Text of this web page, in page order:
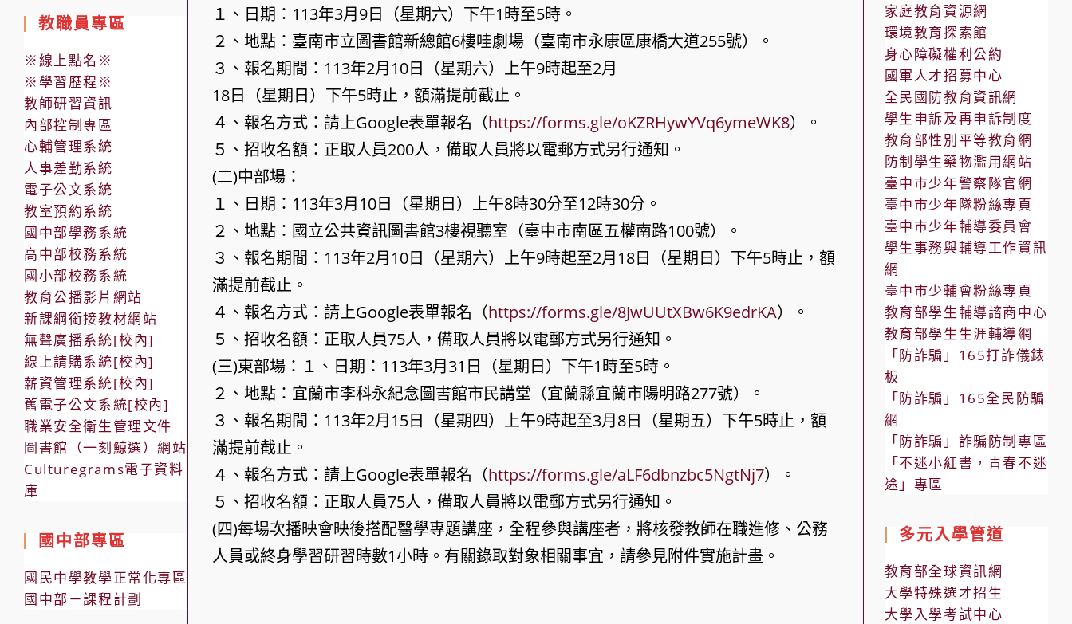
１、日期：113年3月9日（星期六）下午1時至5時。
２、地點：臺南市立圖書館新總館6樓哇劇場（臺南市永康區康橋大道255號）。
３、報名期間：113年2月10日（星期六）上午9時起至2月
18日（星期日）下午5時止，額滿提前截止。
４、報名方式：請上Google表單報名（https://forms.gle/oKZRHywYVq6ymeWK8）。
５、招收名額：正取人員200人，備取人員將以電郵方式另行通知。
(二)中部場：
１、日期：113年3月10日（星期日）上午8時30分至12時30分。
２、地點：國立公共資訊圖書館3樓視聽室（臺中市南區五權南路100號）。
３、報名期間：113年2月10日（星期六）上午9時起至2月18日（星期日）下午5時止，額
滿提前截止。
４、報名方式：請上Google表單報名（https://forms.gle/8JwUUtXBw6K9edrKA）。
５、招收名額：正取人員75人，備取人員將以電郵方式另行通知。
(三)東部場：１、日期：113年3月31日（星期日）下午1時至5時。
２、地點：宜蘭市李科永紀念圖書館市民講堂（宜蘭縣宜蘭市陽明路277號）。
３、報名期間：113年2月15日（星期四）上午9時起至3月8日（星期五）下午5時止，額
滿提前截止。
４、報名方式：請上Google表單報名（https://forms.gle/aLF6dbnzbc5NgtNj7）。
５、招收名額：正取人員75人，備取人員將以電郵方式另行通知。
(四)每場次播映會映後搭配醫學專題講座，全程參與講座者，將核發教師在職進修、公務
人員或終身學習研習時數1小時。有關錄取對象相關事宜，請參見附件實施計畫。
教職員專區
※線上點名※
※學習歷程※
教師研習資訊
內部控制專區
心輔管理系統
人事差勤系統
電子公文系統
教室預約系統
國中部學務系統
高中部校務系統
國小部校務系統
教育公播影片網站
新課綱銜接教材網站
無聲廣播系統[校內]
線上請購系統[校內]
薪資管理系統[校內]
舊電子公文系統[校內]
職業安全衛生管理文件
圖書館（一刻鯨選）網站
Culturegrams電子資料
庫
國中部專區
國民中學教學正常化專區
國中部－課程計劃
家庭教育資源網
環境教育探索館
身心障礙權利公約
國軍人才招募中心
全民國防教育資訊網
學生申訴及再申訴制度
教育部性別平等教育網
防制學生藥物濫用網站
臺中市少年警察隊官網
臺中市少年隊粉絲專頁
臺中市少年輔導委員會
學生事務與輔導工作資訊
網
臺中市少輔會粉絲專頁
教育部學生輔導諮商中心
教育部學生生涯輔導網
「防詐騙」165打詐儀錶
板
「防詐騙」165全民防騙
網
「防詐騙」詐騙防制專區
「不迷小紅書，青春不迷
途」專區
多元入學管道
教育部全球資訊網
大學特殊選才招生
大學入學考試中心